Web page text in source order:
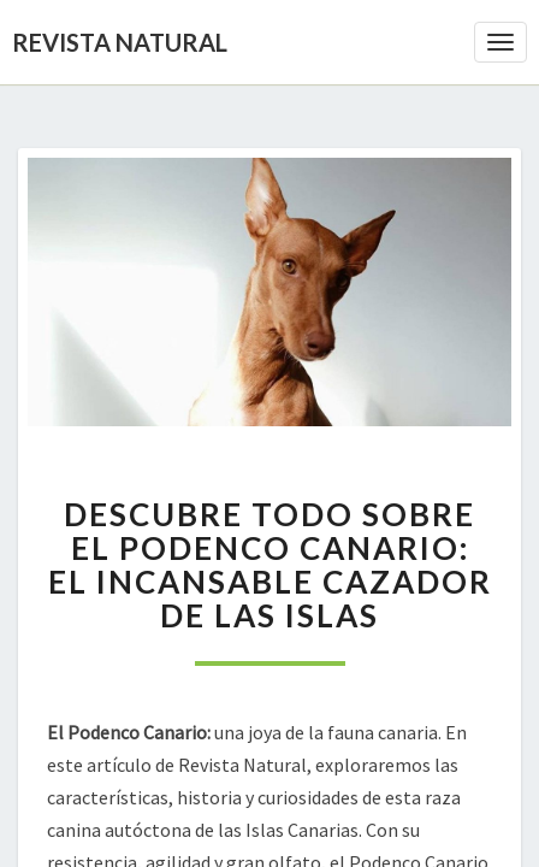
REVISTA NATURAL
TODO
SOBRE
EL
PODENCO
CANARIO:
INCANSABLE
DE
ISLAS
DESCUBRE TODO SOBRE
EL PODENCO CANARIO:
EL INCANSABLE CAZADOR
DE LAS ISLAS
El Podenco Canario:una joya de la fauna canaria. En
este artículo de Revista Natural, exploraremos las
características, historia y curiosidades de esta raza
canina autóctona de las Islas Canarias. Con su